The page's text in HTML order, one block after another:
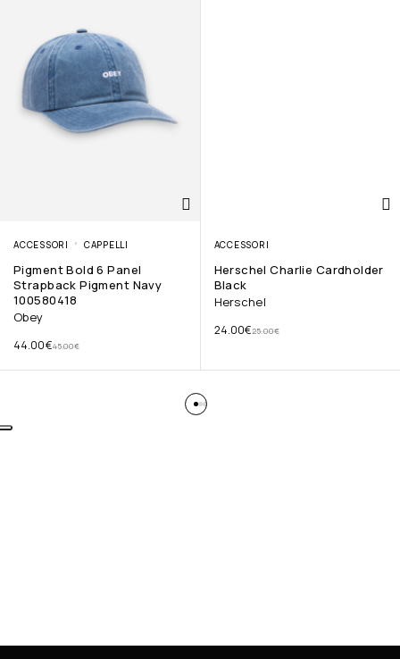
ACCESSORI CAPPELLI
Pigment Bold 6 Panel
Strapback Pigment Navy
100580418
Obey
45.00€
44.00€
ACCESSORI
Herschel Charlie Cardholder
Black
Herschel
25.00€
24.00€